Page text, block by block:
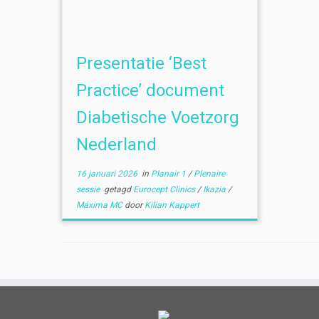
Presentatie ‘Best
Practice’ document
Diabetische Voetzorg
Nederland
16 januari 2026 in Planair 1/Plenaire
sessie getagd Eurocept Clinics/Ikazia/
Máxima MC doorKilian Kappert